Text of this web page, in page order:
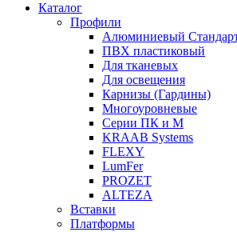
Каталог
Профили
Алюминиевый
ПВХ пластиковый
Для тканевых
Для освещения
Карнизы (Гардины)
Многоуровневые
Серии ПК и М
KRAAB Systems
FLEXY
LumFer
PROZET
ALTEZA
Вставки
Платформы